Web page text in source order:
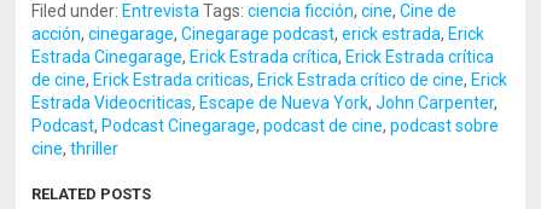
Filed under: Entrevista Tags:ciencia ficción,cine,Cine de
acción,cinegarage,Cinegarage podcast,erick estrada, Erick
Estrada Cinegarage, Erick Estrada crítica, Erick Estrada crítica
de cine, Erick Estrada criticas, Erick Estrada crítico de cine, Erick
Estrada Videocriticas, Escape de Nueva York,John Carpenter,
Podcast, Podcast Cinegarage,podcast de cine,podcast sobre
cine,thriller
RELATED POSTS